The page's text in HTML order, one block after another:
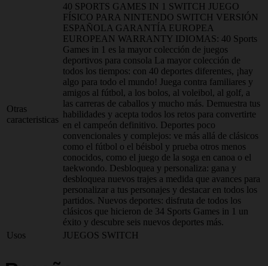
Otras
caracteristicas
40 SPORTS GAMES IN 1 SWITCH JUEGO
FÍSICO PARA NINTENDO SWITCH VERSIÓN
ESPAÑOLA GARANTÍA EUROPEA
EUROPEAN WARRANTY IDIOMAS: 40 Sports
Games in 1 es la mayor colección de juegos
deportivos para consola La mayor colección de
todos los tiempos: con 40 deportes diferentes, ¡hay
algo para todo el mundo! Juega contra familiares y
amigos al fútbol, a los bolos, al voleibol, al golf, a
las carreras de caballos y mucho más. Demuestra tus
habilidades y acepta todos los retos para convertirte
en el campeón definitivo. Deportes poco
convencionales y complejos: ve más allá de clásicos
como el fútbol o el béisbol y prueba otros menos
conocidos, como el juego de la soga en canoa o el
taekwondo. Desbloquea y personaliza: gana y
desbloquea nuevos trajes a medida que avances para
personalizar a tus personajes y destacar en todos los
partidos. Nuevos deportes: disfruta de todos los
clásicos que hicieron de 34 Sports Games in 1 un
éxito y descubre seis nuevos deportes más.
Usos
JUEGOS SWITCH